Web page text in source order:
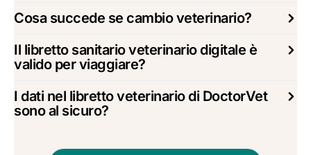
Cosa succede se cambio veterinario?
Il libretto sanitario veterinario digitale è
valido per viaggiare?
I dati nel libretto veterinario di DoctorVet
sono al sicuro?